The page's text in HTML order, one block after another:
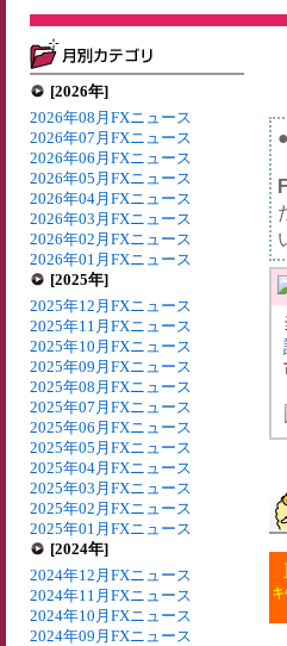
[2026年]
2026年08月FXニュース
2026年07月FXニュース
2026年06月FXニュース
2026年05月FXニュース
2026年04月FXニュース
2026年03月FXニュース
2026年02月FXニュース
2026年01月FXニュース
[2025年]
2025年12月FXニュース
2025年11月FXニュース
2025年10月FXニュース
2025年09月FXニュース
2025年08月FXニュース
2025年07月FXニュース
2025年06月FXニュース
2025年05月FXニュース
2025年04月FXニュース
2025年03月FXニュース
2025年02月FXニュース
2025年01月FXニュース
[2024年]
2024年12月FXニュース
2024年11月FXニュース
2024年10月FXニュース
2024年09月FXニュース